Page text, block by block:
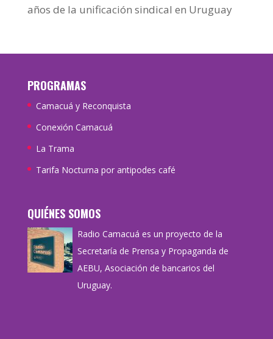
años de la unificación sindical en Uruguay
PROGRAMAS
Camacuá y Reconquista
Conexión Camacuá
La Trama
Tarifa Nocturna por antipodes café
QUIÉNES SOMOS
Radio Camacuá es un proyecto de la
Secretaría de Prensa y Propaganda de
AEBU, Asociación de bancarios del
Uruguay.